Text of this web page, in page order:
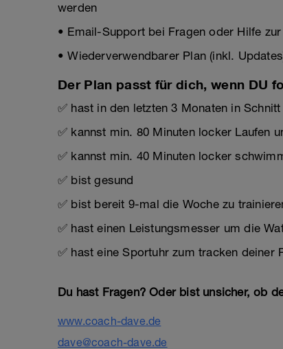
werden
• Email-Support bei Fragen oder Hilfe
• Wiederverwendbarer Plan (inkl.
Der Plan passt für dich, wenn DU
✅ hast in den letzten 3 Monaten in
✅ kannst min. 80 Minuten locker Laufen
✅ kannst min. 40 Minuten locker
✅ bist gesund
✅ bist bereit 9-mal die Woche zu
✅ hast einen Leistungsmesser um die
✅ hast eine Sportuhr zum tracken deiner
Du hast Fragen? Oder bist unsicher, ob
www.coach-dave.de
dave@coach-dave.de